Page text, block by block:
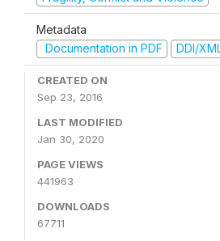
Metadata
Documentation in PDF
DDI/
CREATED ON
Sep 23, 2016
LAST MODIFIED
Jan 30, 2020
PAGE VIEWS
441963
DOWNLOADS
67711